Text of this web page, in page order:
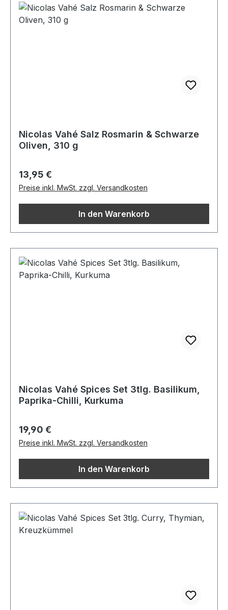
Nicolas Vahé Salz Rosmarin & Schwarze
Oliven, 310 g
Regulärer Preis:
13,95 €
Preise inkl. MwSt. zzgl. Versandkosten
In den Warenkorb
Nicolas Vahé Spices Set 3tlg. Basilikum,
Paprika-Chilli, Kurkuma
Regulärer Preis:
19,90 €
Preise inkl. MwSt. zzgl. Versandkosten
In den Warenkorb